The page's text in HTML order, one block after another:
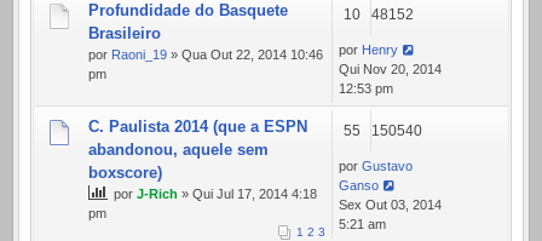
Profundidade do Basquete
Brasileiro
por Raoni_19 » Qua Out 22, 2014 10:46
pm
10 48152
por Henry
Qui Nov 20, 2014
12:53 pm
C. Paulista 2014 (que a ESPN
abandonou, aquele sem
boxscore)
por J-Rich » Qui Jul 17, 2014 4:18
pm
1 2 3
55 150540
por Gustavo
Ganso
Sex Out 03, 2014
5:21 am